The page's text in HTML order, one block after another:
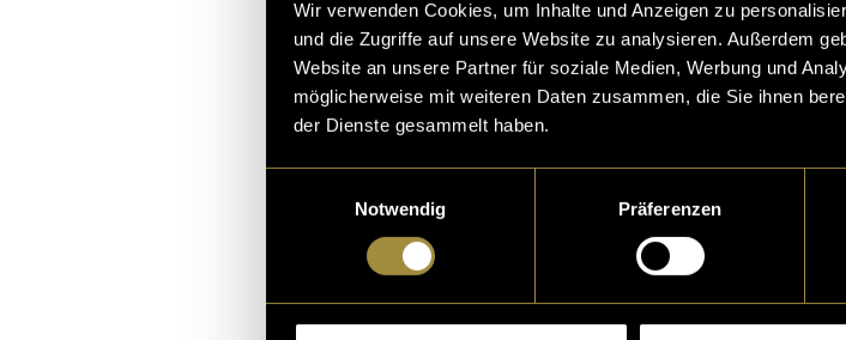
Wir verwenden Cookies, um Inhalte und Anzeigen zu
und die Zugriffe auf unsere Website zu analysieren. Außerdem
Website an unsere Partner für soziale Medien, Werbung und
möglicherweise mit weiteren Daten zusammen, die Sie ihnen
der Dienste gesammelt haben.
Notwendig
Präferenzen
the end of the beginning
Das Ziel unseres diesjährigen Digezz war
es, unsere Videoskills zu verbessern. Ein
04. Januar 2024
Nick Watter